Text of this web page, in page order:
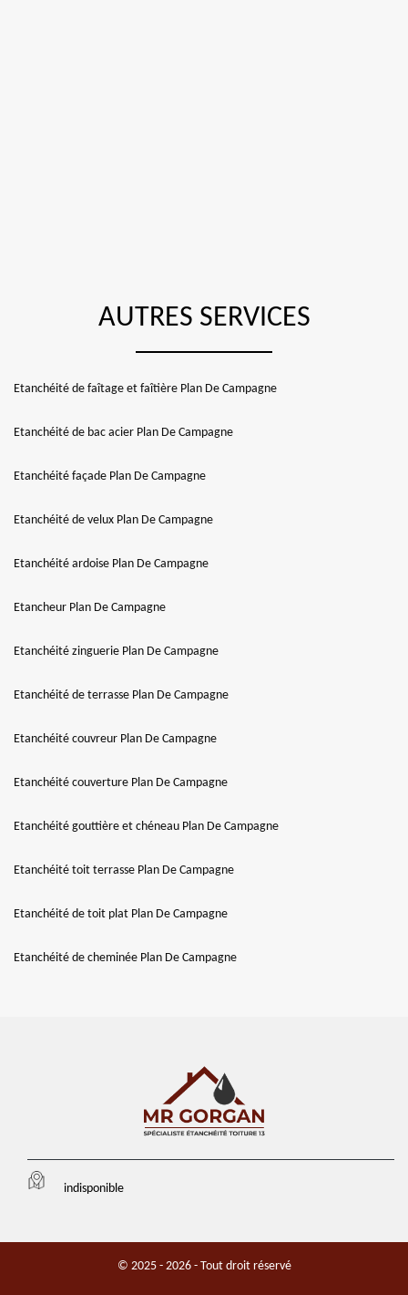
AUTRES SERVICES
Etanchéité de faîtage et faîtière Plan De Campagne
Etanchéité de bac acier Plan De Campagne
Etanchéité façade Plan De Campagne
Etanchéité de velux Plan De Campagne
Etanchéité ardoise Plan De Campagne
Etancheur Plan De Campagne
Etanchéité zinguerie Plan De Campagne
Etanchéité de terrasse Plan De Campagne
Etanchéité couvreur Plan De Campagne
Etanchéité couverture Plan De Campagne
Etanchéité gouttière et chéneau Plan De Campagne
Etanchéité toit terrasse Plan De Campagne
Etanchéité de toit plat Plan De Campagne
Etanchéité de cheminée Plan De Campagne
indisponible
© 2025 - 2026 - Tout droit réservé